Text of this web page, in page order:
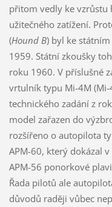
přitom vedly ke vzrůstu
užitečného zatížení.
(Hound B) byl ke
1959. Státní zkoušky
roku 1960. V příslušné
vrtulník typu Mi-4M (Mi-
technického zadání z
model zařazen do
rozšířeno o autopilota
APM-60, který dokázal
APM-56 ponorkové
Řada pilotů ale
důvodů raději vůbec